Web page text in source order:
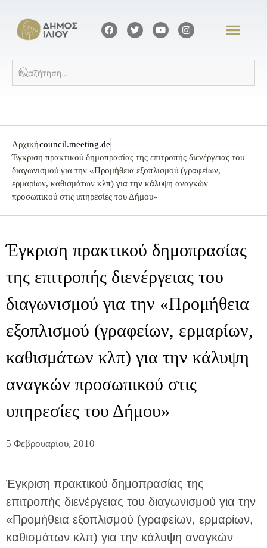
Αρχικήcouncil.meeting.de
Έγκριση πρακτικού δημοπρασίας της επιτροπής διενέργειας του
διαγωνισμού για την «Προμήθεια εξοπλισμού (γραφείων,
ερμαρίων, καθισμάτων κλπ) για την κάλυψη αναγκών
προσωπικού στις υπηρεσίες του Δήμου»
Έγκριση πρακτικού δημοπρασίας
της επιτροπής διενέργειας του
διαγωνισμού για την «Προμήθεια
εξοπλισμού (γραφείων, ερμαρίων,
καθισμάτων κλπ) για την κάλυψη
αναγκών προσωπικού στις
υπηρεσίες του Δήμου»
5 Φεβρουαρίου, 2010
Έγκριση πρακτικού δημοπρασίας της
επιτροπής διενέργειας του διαγωνισμού για την
«Προμήθεια εξοπλισμού (γραφείων, ερμαρίων,
καθισμάτων κλπ) για την κάλυψη αναγκών